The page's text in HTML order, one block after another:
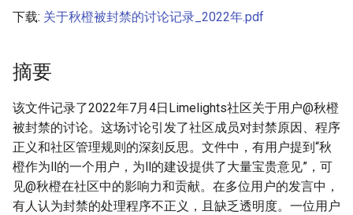
下载: 关于秋橙被封禁的讨论记录_2022年.pdf
摘要
该文件记录了2022年7月4日Limelights社区关于用户@秋橙
被封禁的讨论。这场讨论引发了社区成员对封禁原因、程序
正义和社区管理规则的深刻反思。文件中，有用户提到“秋
橙作为ll的一个用户，为ll的建设提供了大量宝贵意见”，可
见@秋橙在社区中的影响力和贡献。在多位用户的发言中，
有人认为封禁的处理程序不正义，且缺乏透明度。一位用户